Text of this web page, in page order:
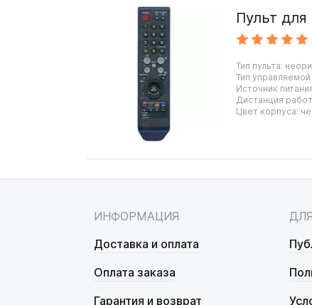
Пульт для
Тип пульта:
Тип
Источник
Дистанция
Цвет корпуса:
ИНФОРМАЦИЯ
Доставка и оплата
Оплата заказа
Гарантия и возврат